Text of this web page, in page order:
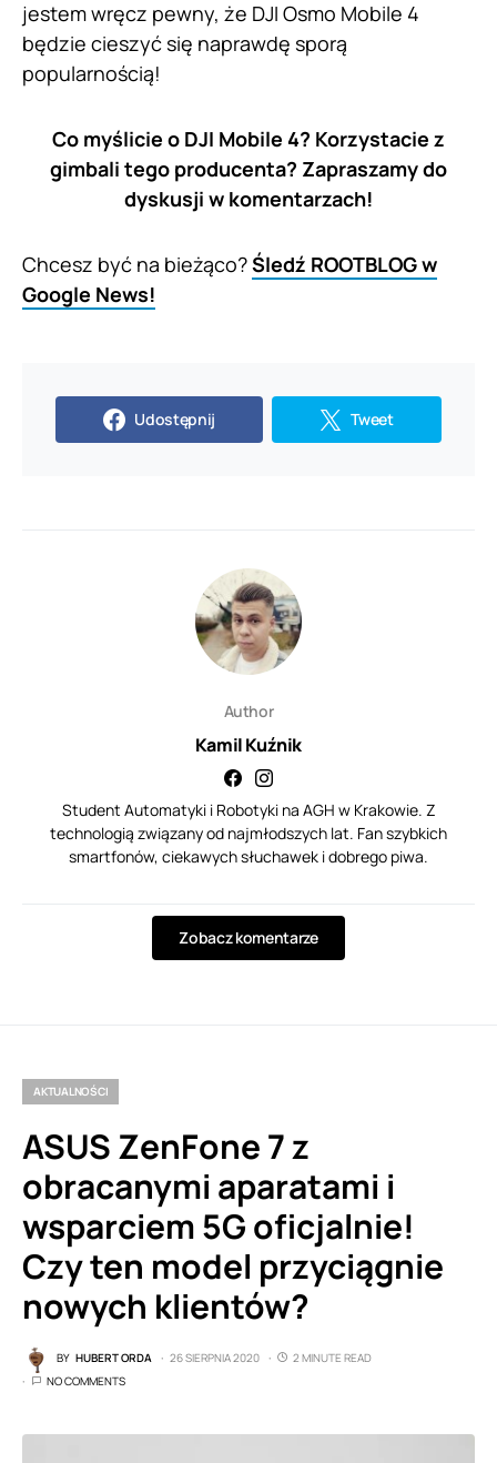
jestem wręcz pewny, że DJI Osmo Mobile 4
będzie cieszyć się naprawdę sporą
popularnością!
Co myślicie o DJI Mobile 4? Korzystacie z
gimbali tego producenta? Zapraszamy do
dyskusji w komentarzach!
Chcesz być na bieżąco?Śledź ROOTBLOG w
Google News!
Udostępnij Tweet
Author
Kamil Kuźnik
Student Automatyki i Robotyki na AGH w Krakowie. Z
technologią związany od najmłodszych lat. Fan szybkich
smartfonów, ciekawych słuchawek i dobrego piwa.
Zobacz komentarze
AKTUALNOŚCI
ASUS ZenFone 7 z
obracanymi aparatami i
wsparciem 5G oficjalnie!
Czy ten model przyciągnie
nowych klientów?
BY HUBERT ORDA 26 SIERPNIA 2020
2 MINUTE READ
NO COMMENTS